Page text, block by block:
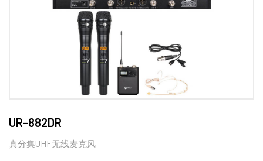
UR-882DR
真分集UHF无线麦克风